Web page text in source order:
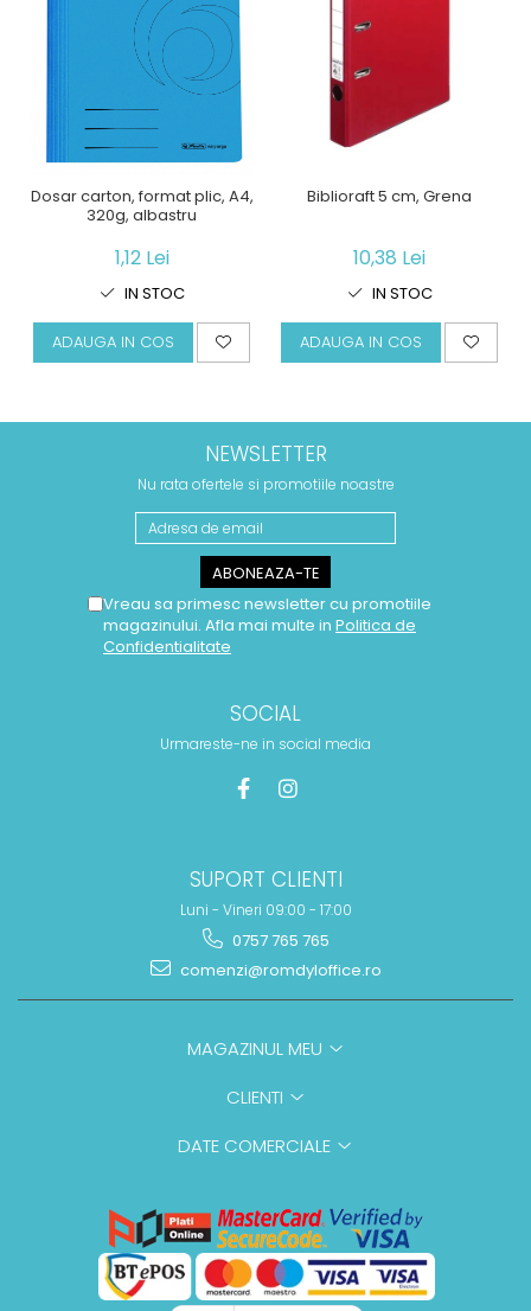
Dosar carton, format plic, A4,
320g, albastru
1,12 Lei
IN STOC
ADAUGA IN COS
Biblioraft 5 cm, Grena
10,38 Lei
IN STOC
ADAUGA IN COS
NEWSLETTER
Nu rata ofertele si promotiile noastre
Vreau sa primesc newsletter cu promotiile
magazinului. Afla mai multe in Politica de
Confidentialitate
SOCIAL
Urmareste-ne in social media
SUPORT CLIENTI
Luni - Vineri 09:00 - 17:00
0757 765 765
comenzi@romdyloffice.ro
MAGAZINUL MEU
CLIENTI
DATE COMERCIALE